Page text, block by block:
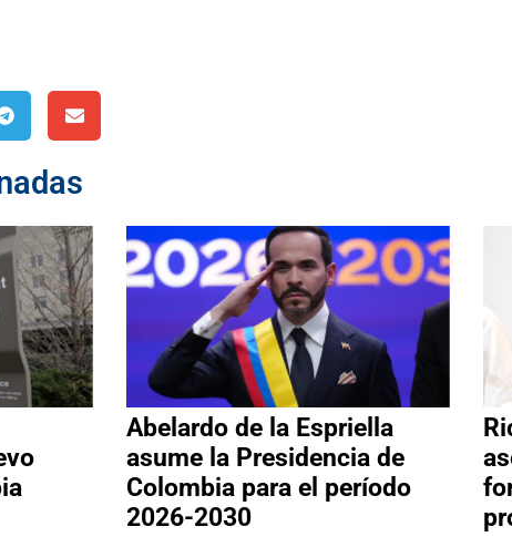
Abelardo de la Espriella
asume la Presidencia de
Colombia para el período
2026-2030